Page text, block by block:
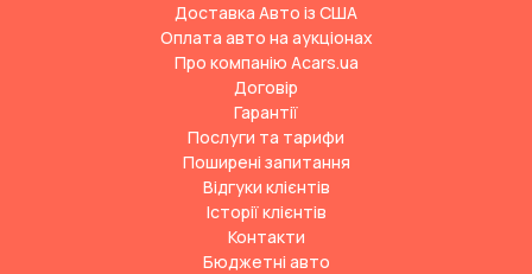
Доставка Авто із США
Оплата авто на аукціонах
Про компанію Acars.ua
Договір
Гарантії
Послуги та тарифи
Поширені запитання
Відгуки клієнтів
Історії клієнтів
Контакти
Бюджетні авто